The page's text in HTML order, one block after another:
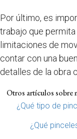
Por último, es
trabajo que
limitaciones de
contar con una
detalles de la obra
Otros artículos sobre
¿Qué tipo de
¿Qué